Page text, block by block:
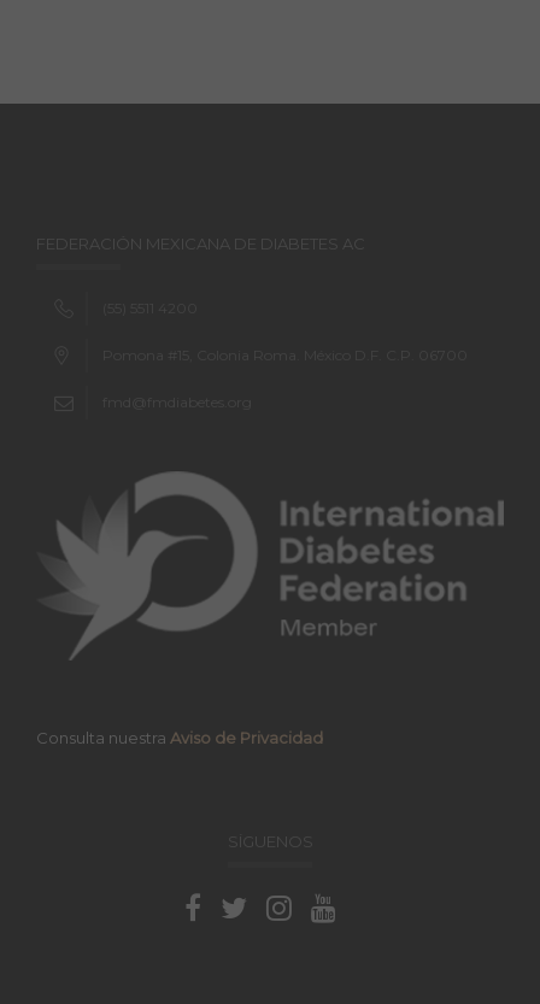
FEDERACIÓN MEXICANA DE DIABETES AC
Consulta nuestra Aviso de Privacidad
SÍGUENOS